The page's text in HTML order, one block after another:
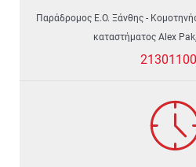
Παράδρομος Ε.Ο. Ξάνθης -
καταστήματος Alex